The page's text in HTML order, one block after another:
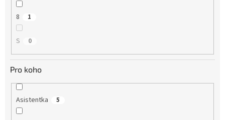
8 1
S 0
Pro koho
Asistentka 5